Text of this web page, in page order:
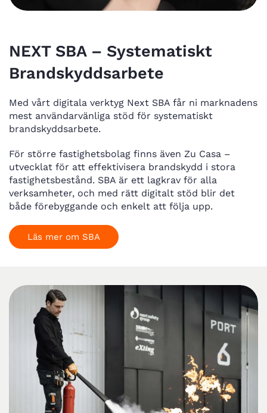
NEXT SBA – Systematiskt
Brandskyddsarbete
Med vårt digitala verktyg Next SBA får ni marknadens
mest användarvänliga stöd för systematiskt
brandskyddsarbete.
För större fastighetsbolag finns även Zu Casa –
utvecklat för att effektivisera brandskydd i stora
fastighetsbestånd. SBA är ett lagkrav för alla
verksamheter, och med rätt digitalt stöd blir det
både förebyggande och enkelt att följa upp.
Läs mer om SBA